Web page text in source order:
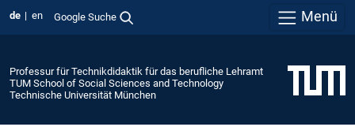
de en Google Suche Menü
Professur für Technikdidaktik für das berufliche Lehramt
TUM School of Social Sciences and Technology
Technische Universität München